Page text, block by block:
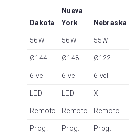
Dakota
Nueva
York
Nebraska
56W 56W 55W
Ø144 Ø148 Ø122
6 vel 6 vel 6 vel
LED LED X
Remoto Remoto Remoto
Prog. Prog. Prog.